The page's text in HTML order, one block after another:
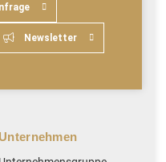
Newsletter
Unternehmen